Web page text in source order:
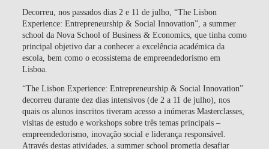
Decorreu, nos passados dias 2 e 11 de julho, “The Lisbon
Experience: Entrepreneurship & Social Innovation”, a summer
school da Nova School of Business & Economics, que tinha como
principal objetivo dar a conhecer a excelência académica da
escola, bem como o ecossistema de empreendedorismo em
Lisboa.
“The Lisbon Experience: Entrepreneurship & Social Innovation”
decorreu durante dez dias intensivos (de 2 a 11 de julho), nos
quais os alunos inscritos tiveram acesso a inúmeras Masterclasses,
visitas de estudo e workshops sobre três temas principais –
empreendedorismo, inovação social e liderança responsável.
Através destas atividades, a summer school prometia desafiar